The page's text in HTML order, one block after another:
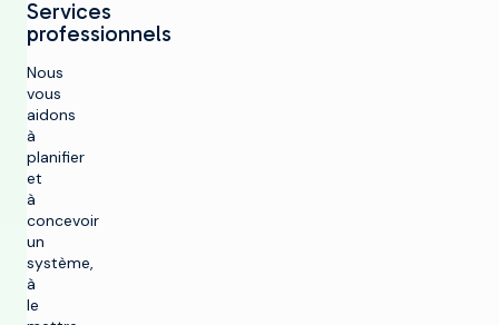
Services
professionnels
Nous
vous
aidons
à
planifier
et
à
concevoir
un
système,
à
le